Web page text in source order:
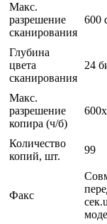
Макс.
разрешение
сканирования
600
Глубина
цвета
сканирования
24
Макс.
разрешение
копира (ч/б)
Количество
копий, шт.
99
Факс